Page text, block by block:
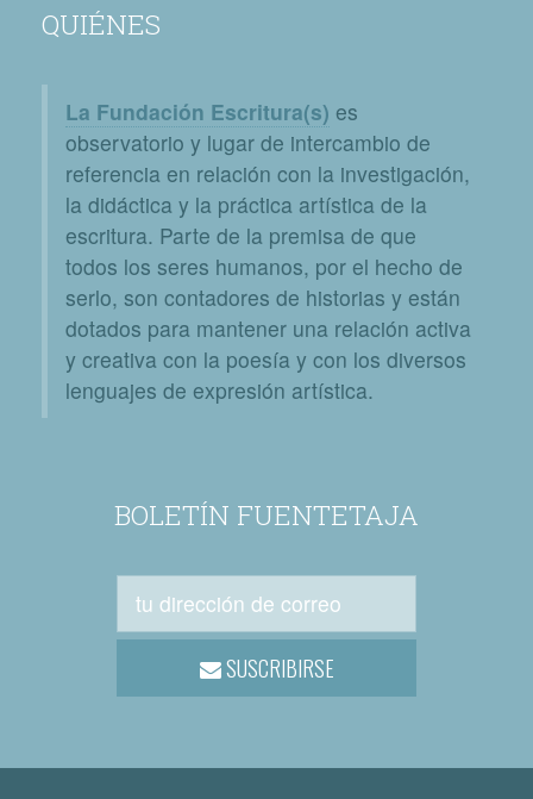
QUIÉNES
La Fundación Escritura(s) es
observatorio y lugar de intercambio de
referencia en relación con la investigación,
la didáctica y la práctica artística de la
escritura. Parte de la premisa de que
todos los seres humanos, por el hecho de
serlo, son contadores de historias y están
dotados para mantener una relación activa
y creativa con la poesía y con los diversos
lenguajes de expresión artística.
BOLETÍN FUENTETAJA
SUSCRIBIRSE